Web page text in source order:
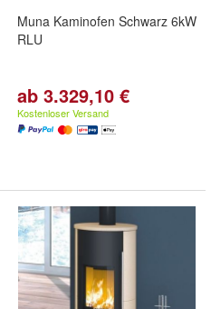
Muna Kaminofen Schwarz 6kW
RLU
ab 3.329,10 €
Kostenloser Versand